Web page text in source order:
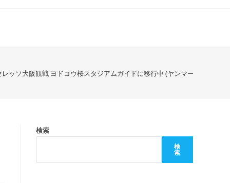
レッソ大阪観戦 ヨドコウ桜スタジアムガイドに移行中 (ヤンマースタジアム
検索
検
索